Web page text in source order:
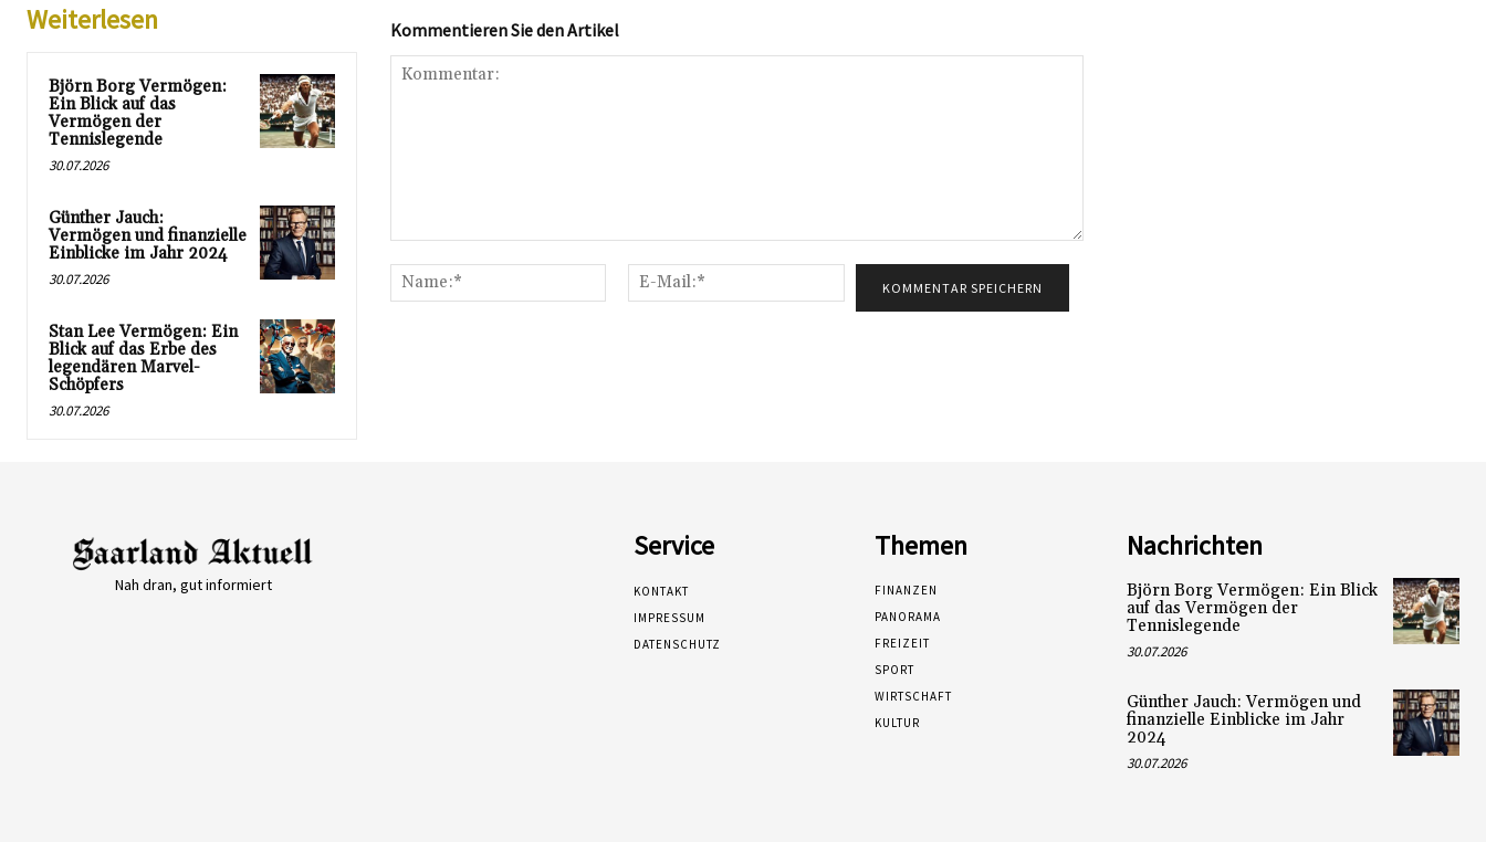
Weiterlesen
Björn Borg Vermögen:
Ein Blick auf das
Vermögen der
Tennislegende
30.07.2026
Günther Jauch:
Vermögen und finanzielle
Einblicke im Jahr 2024
30.07.2026
Stan Lee Vermögen: Ein
Blick auf das Erbe des
legendären Marvel-
Schöpfers
30.07.2026
Kommentieren Sie den Artikel
Name:*
Mail:*
Nah dran, gut informiert
Service
KONTAKT
IMPRESSUM
DATENSCHUTZ
Themen
FINANZEN
PANORAMA
FREIZEIT
SPORT
WIRTSCHAFT
KULTUR
Nachrichten
Björn Borg Vermögen: Ein Blick
auf das Vermögen der
Tennislegende
30.07.2026
Günther Jauch: Vermögen und
finanzielle Einblicke im Jahr
2024
30.07.2026